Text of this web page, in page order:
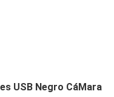
USB Negro CáMara